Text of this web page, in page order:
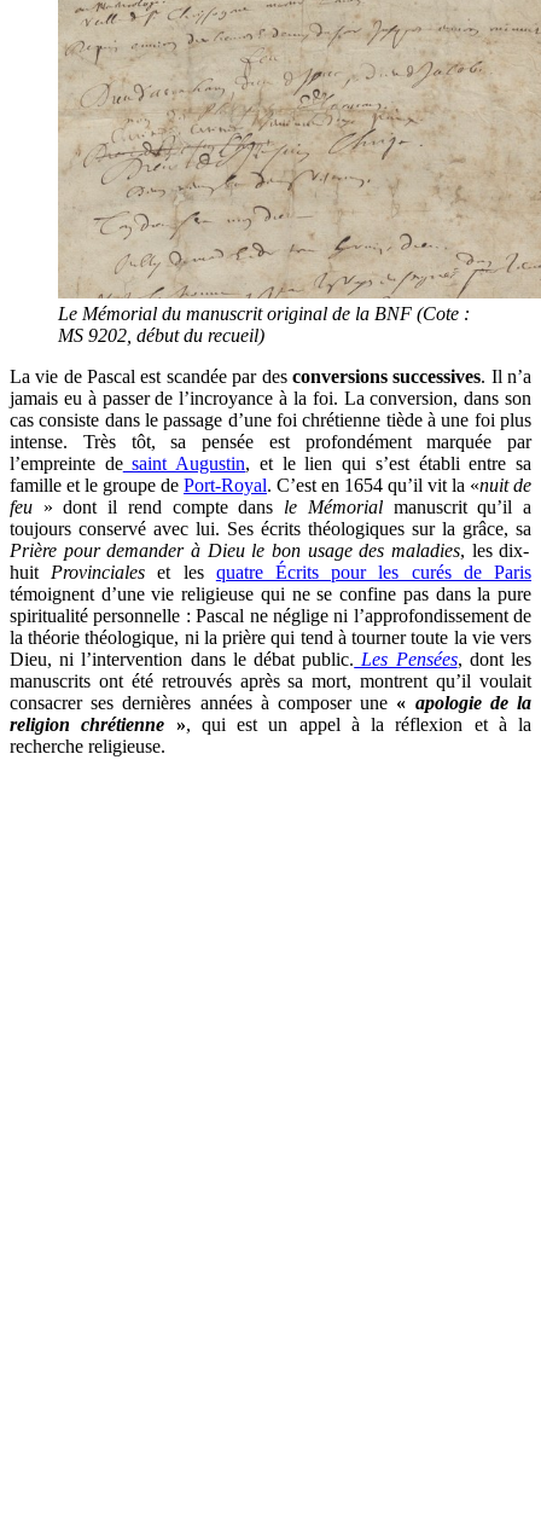
Le Mémorial du manuscrit original de la BNF (Cote :
MS 9202, début du recueil)
La vie de Pascal est scandée par desconversions successives. Il n’a
jamais eu à passer de l’incroyance à la foi. La conversion, dans son
cas consiste dans le passage d’une foi chrétienne tiède à une foi plus
intense. Très tôt, sa pensée est profondément marquée par
l’empreinte desaint Augustin, et le lien qui s’est établi entre sa
famille et le groupe de Port-Royal. C’est en 1654 qu’il vit la «nuit de
feu » dont il rend compte dans le Mémorialmanuscrit qu’il a
toujours conservé avec lui. Ses écrits théologiques sur la grâce, sa
Prière pour demander à Dieu le bon usage des maladies, les dix-
huit Provinciales et les quatre Écrits pour les curés de Paris
témoignent d’une vie religieuse qui ne se confine pas dans la pure
spiritualité personnelle : Pascal ne néglige ni l’approfondissement de
la théorie théologique, ni la prière qui tend à tourner toute la vie vers
Dieu, ni l’intervention dans le débat public. Les Pensées, dont les
manuscrits ont été retrouvés après sa mort, montrent qu’il voulait
consacrer ses dernières années à composer une « apologie de la
religion chrétienne », qui est un appel à la réflexion et à la
recherche religieuse.